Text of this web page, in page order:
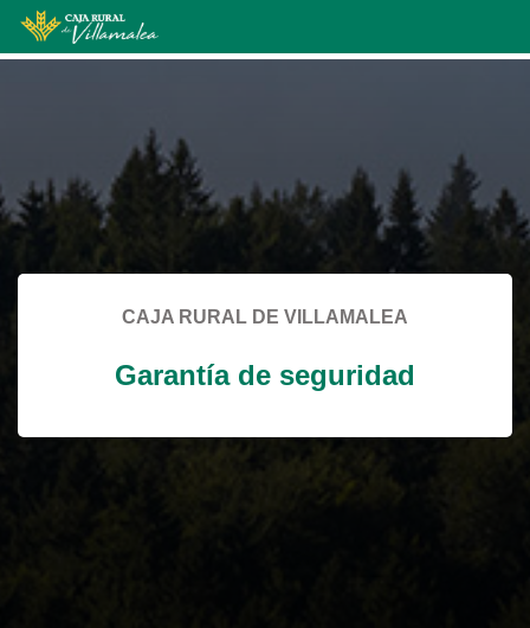
espere...
CAJA RURAL DE VILLAMALEA
Garantía de seguridad